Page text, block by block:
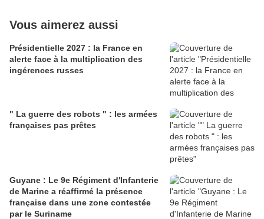
Vous aimerez aussi
Présidentielle 2027 : la France en
alerte face à la multiplication des
ingérences russes
" La guerre des robots " : les armées
françaises pas prêtes
Guyane : Le 9e Régiment d'Infanterie
de Marine a réaffirmé la présence
française dans une zone contestée
par le Suriname